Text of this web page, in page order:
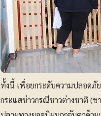
ทั้งนี้ เพื่อยกระดับความปลอดภั
กระแสข่าวกรณีชาวต่างชาติ (